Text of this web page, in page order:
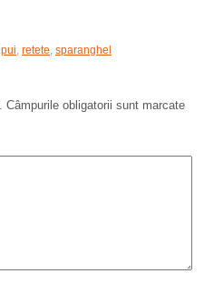
pui retete sparanghel
Câmpurile obligatorii sunt marcate